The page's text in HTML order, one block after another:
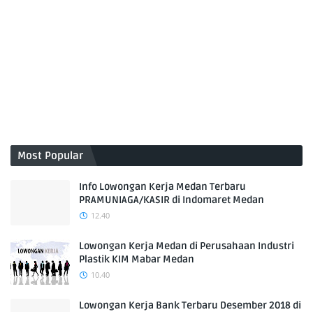
Most Popular
Info Lowongan Kerja Medan Terbaru
PRAMUNIAGA/KASIR di Indomaret Medan
12.40
Lowongan Kerja Medan di Perusahaan Industri
Plastik KIM Mabar Medan
10.40
Lowongan Kerja Bank Terbaru Desember 2018 di